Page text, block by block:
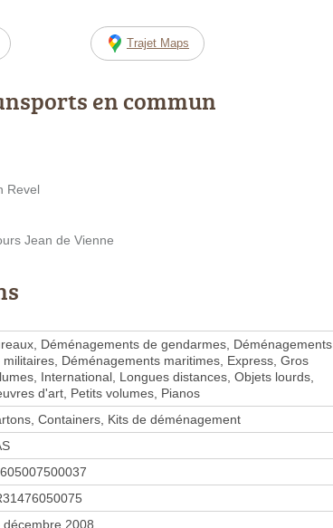
Trajet Maps
en commun
Revel
Jean de Vienne
Déménagements de gendarmes, Déménagements
militaires, Déménagements maritimes, Express, Gros
International, Longues distances, Objets lourds,
d'art, Petits volumes, Pianos
Containers, Kits de déménagement
décembre 2008